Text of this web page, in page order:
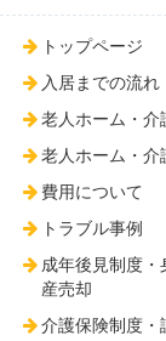
トップページ
入居までの流れ
老人ホーム・介
老人ホーム・介
費用について
トラブル事例
成年後見制度
産売却
介護保険制度・